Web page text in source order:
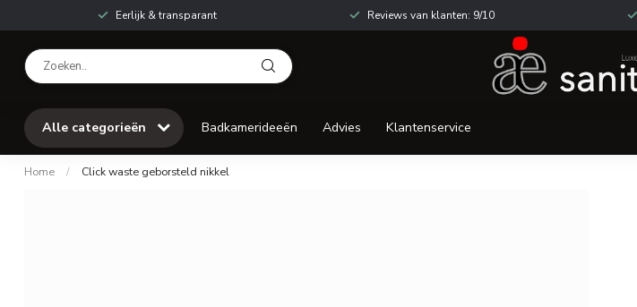
Eerlijk & transparant Reviews van klanten: 9/10
Alle categorieën Badkamerideeën Advies Klantenservice
Home / Click waste geborsteld nikkel